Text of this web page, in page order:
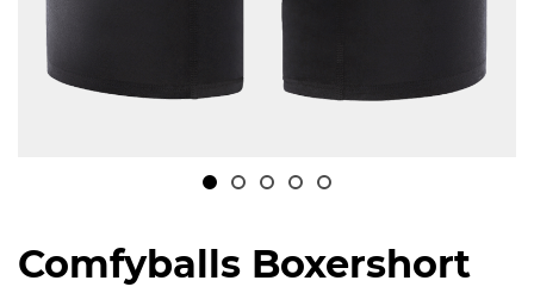
naar
het
Comfyballs Boxershort